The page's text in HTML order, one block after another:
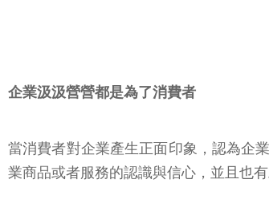
企業汲汲營營都是為了消費者
當消費者對企業產生正面印象，認為企
業商品或者服務的認識與信心，並且也